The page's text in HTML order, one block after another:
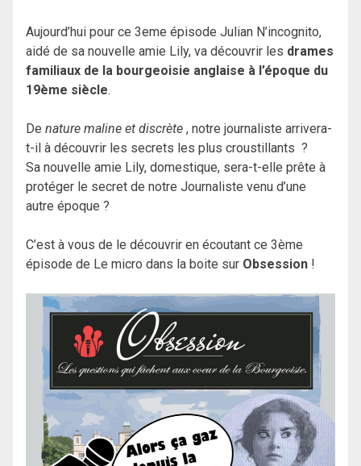
Aujourd’hui pour ce 3eme épisode Julian N’incognito,
aidé de sa nouvelle amie Lily, va découvrir les drames
familiaux de la bourgeoisie anglaise à l’époque du
19ème siècle.
De nature maline et discrète , notre journaliste arrivera-
t-il à découvrir les secrets les plus croustillants ?
Sa nouvelle amie Lily, domestique, sera-t-elle prête à
protéger le secret de notre Journaliste venu d’une
autre époque ?
C’est à vous de le découvrir en écoutant ce 3ème
épisode de Le micro dans la boite sur Obsession !